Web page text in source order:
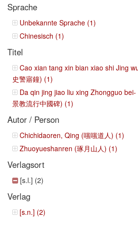
Sprache
Unbekannte Sprache (1)
Chinesisch (1)
Titel
Cao xian tang xin bian xiao shi Jing
史警寤鐘) (1)
Da qin jing jiao liu xing Zhongguo
景教流行中國碑) (1)
Autor / Person
Chichidaoren, Qing (嗤嗤道人) (1)
Zhuoyueshanren (琢月山人) (1)
Verlagsort
[s.l.] (2)
Verlag
[s.n.] (2)